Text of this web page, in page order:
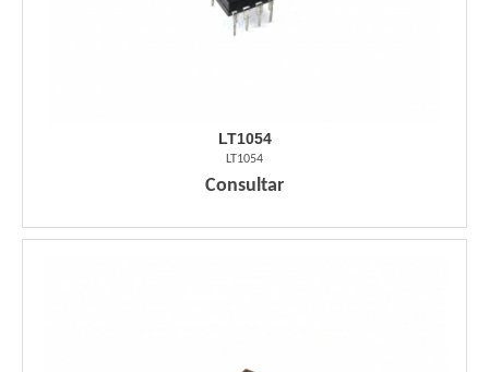
LT1054
LT1054
Consultar